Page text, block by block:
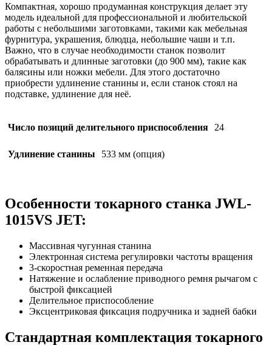
Компактная, хорошо продуманная конструкция делает эту
модель идеальной для профессиональной и любительской
работы с небольшими заготовками, такими как мебельная
фурнитура, украшения, блюдца, небольшие чаши и т.п.
Важно, что в случае необходимости станок позволит
обрабатывать и длинные заготовки (до 900 мм), такие как
балясины или ножки мебели. Для этого достаточно
приобрести удлинение станины и, если станок стоял на
подставке, удлинение для неё.
Число позиций делительного приспособления 24
Удлинение станины 533 мм (опция)
Особенности токарного станка JWL-
1015VS JET:
Массивная чугунная станина
Электронная система регулировки частоты вращения
3-скоростная ременная передача
Натяжение и ослабление приводного ремня рычагом с
быстрой фиксацией
Делительное приспособление
Эксцентриковая фиксация подручника и задней бабки
Стандартная комплектация токарного